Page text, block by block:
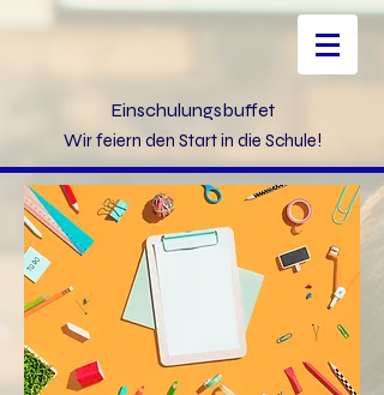
Einschulungsbuffet
Wir feiern den Start in die Schule!